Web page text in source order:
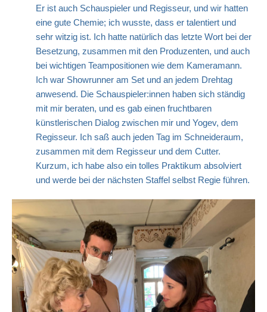
Er ist auch Schauspieler und Regisseur, und wir hatten
eine gute Chemie; ich wusste, dass er talentiert und
sehr witzig ist. Ich hatte natürlich das letzte Wort bei der
Besetzung, zusammen mit den Produzenten, und auch
bei wichtigen Teampositionen wie dem Kameramann.
Ich war Showrunner am Set und an jedem Drehtag
anwesend. Die Schauspieler:innen haben sich ständig
mit mir beraten, und es gab einen fruchtbaren
künstlerischen Dialog zwischen mir und Yogev, dem
Regisseur. Ich saß auch jeden Tag im Schneideraum,
zusammen mit dem Regisseur und dem Cutter.
Kurzum, ich habe also ein tolles Praktikum absolviert
und werde bei der nächsten Staffel selbst Regie führen.